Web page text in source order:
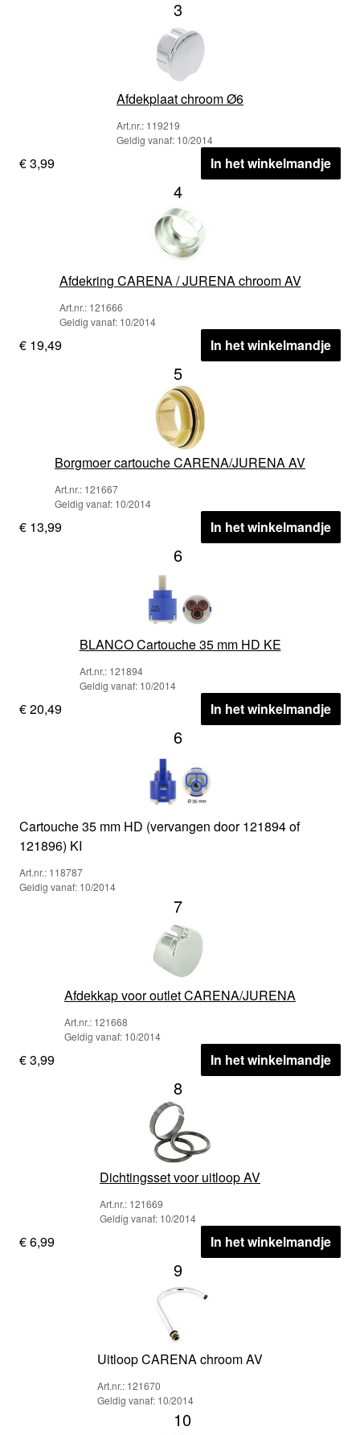
3
Afdekplaat chroom Ø6
Art.nr.: 119219
Geldig vanaf: 10/2014
€ 3,99 In het winkelmandje
4
Afdekring CARENA / JURENA chroom AV
Art.nr.: 121666
Geldig vanaf: 10/2014
€ 19,49 In het winkelmandje
5
Borgmoer cartouche CARENA/JURENA AV
Art.nr.: 121667
Geldig vanaf: 10/2014
€ 13,99 In het winkelmandje
6
BLANCO Cartouche 35 mm HD KE
Art.nr.: 121894
Geldig vanaf: 10/2014
€ 20,49 In het winkelmandje
6
Cartouche 35 mm HD (vervangen door 121894 of
121896) KI
Art.nr.: 118787
Geldig vanaf: 10/2014
7
Afdekkap voor outlet CARENA/JURENA
Art.nr.: 121668
Geldig vanaf: 10/2014
€ 3,99 In het winkelmandje
8
Dichtingsset voor uitloop AV
Art.nr.: 121669
Geldig vanaf: 10/2014
€ 6,99 In het winkelmandje
9
Uitloop CARENA chroom AV
Art.nr.: 121670
Geldig vanaf: 10/2014
10